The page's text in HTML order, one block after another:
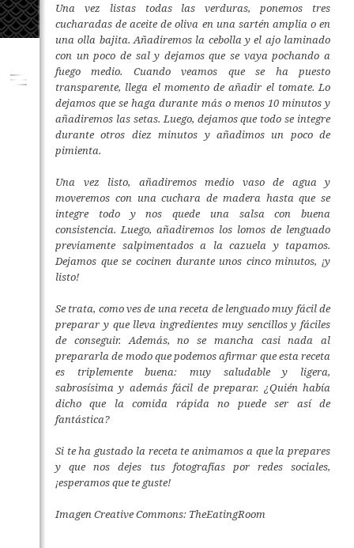
Una vez listas todas las verduras, ponemos tres
cucharadas de aceite de oliva en una sartén amplia o en
una olla bajita. Añadiremos la cebolla y el ajo laminado
con un poco de sal y dejamos que se vaya pochando a
fuego medio. Cuando veamos que se ha puesto
transparente, llega el momento de añadir el tomate. Lo
dejamos que se haga durante más o menos 10 minutos y
añadiremos las setas. Luego, dejamos que todo se integre
durante otros diez minutos y añadimos un poco de
pimienta.
Una vez listo, añadiremos medio vaso de agua y
moveremos con una cuchara de madera hasta que se
integre todo y nos quede una salsa con buena
consistencia. Luego, añadiremos los lomos de lenguado
previamente salpimentados a la cazuela y tapamos.
Dejamos que se cocinen durante unos cinco minutos, ¡y
listo!
Se trata, como ves de una receta de lenguado muy fácil de
preparar y que lleva ingredientes muy sencillos y fáciles
de conseguir. Además, no se mancha casi nada al
prepararla de modo que podemos afirmar que esta receta
es triplemente buena: muy saludable y ligera,
sabrosísima y además fácil de preparar. ¿Quién había
dicho que la comida rápida no puede ser así de
fantástica?
Si te ha gustado la receta te animamos a que la prepares
y que nos dejes tus fotografías por redes sociales,
¡esperamos que te guste!
Imagen Creative Commons: TheEatingRoom